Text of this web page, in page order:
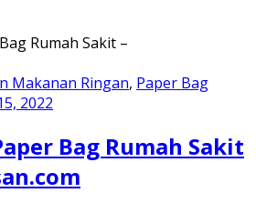
Makanan Ringan, Paper Bag
2022
Bag Rumah Sakit